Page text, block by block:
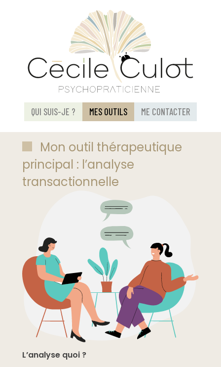
QUI SUIS-JE ? MES OUTILS ME CONTACTER
Mon outil thérapeutique
principal : l’analyse
transactionnelle
L’analyse quoi ?